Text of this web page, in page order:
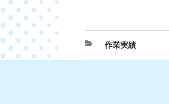
カ
テ
作業実績